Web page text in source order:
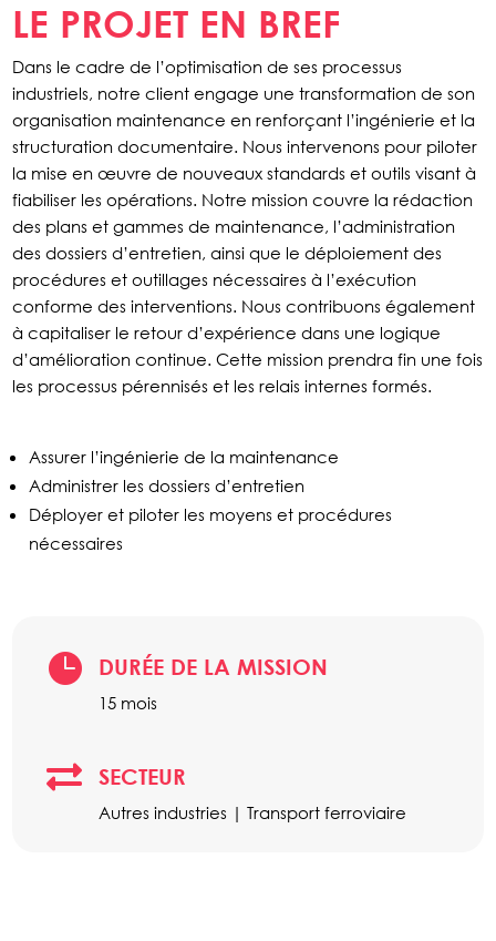
LE PROJET EN BREF
Dans le cadre de l’optimisation de ses processus
industriels, notre client engage une transformation de son
organisation maintenance en renforçant l’ingénierie et la
structuration documentaire. Nous intervenons pour piloter
la mise en œuvre de nouveaux standards et outils visant à
fiabiliser les opérations. Notre mission couvre la rédaction
des plans et gammes de maintenance, l’administration
des dossiers d’entretien, ainsi que le déploiement des
procédures et outillages nécessaires à l’exécution
conforme des interventions. Nous contribuons également
à capitaliser le retour d’expérience dans une logique
d’amélioration continue. Cette mission prendra fin une fois
les processus pérennisés et les relais internes formés.
Assurer l’ingénierie de la maintenance
Administrer les dossiers d’entretien
Déployer et piloter les moyens et procédures
nécessaires
 DURÉE DE LA MISSION
15 mois
 SECTEUR
Autres industries | Transport ferroviaire